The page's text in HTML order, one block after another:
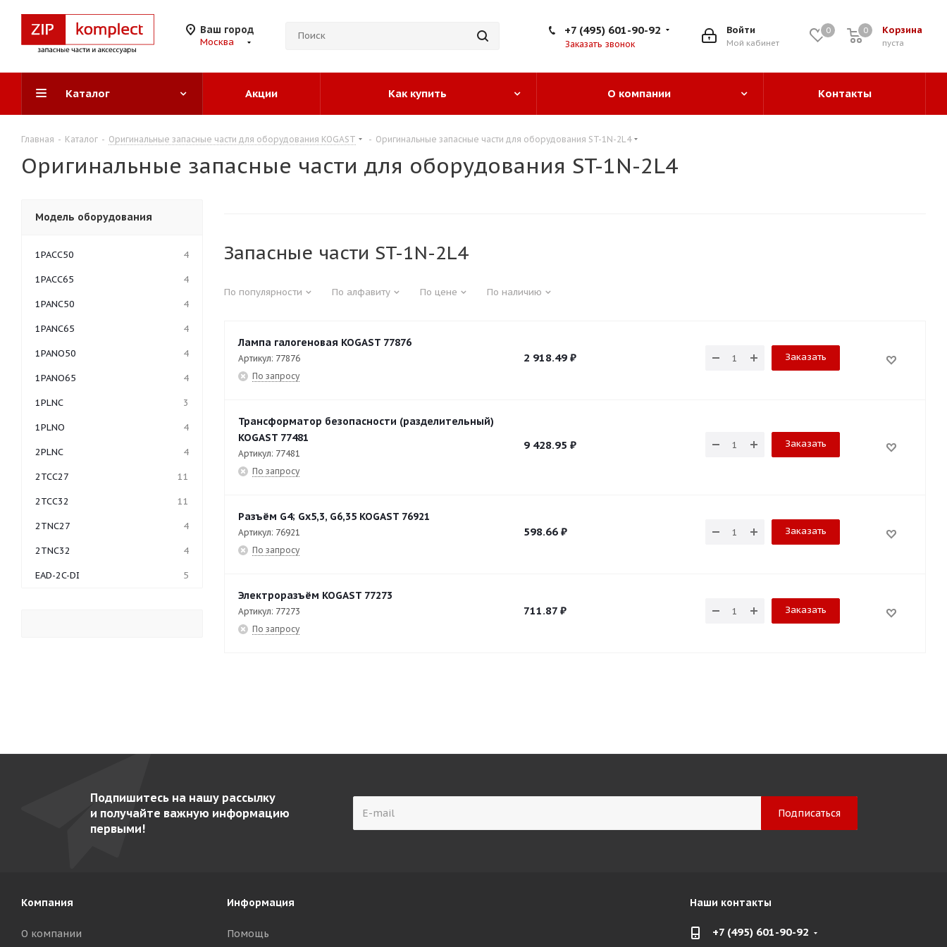
Ваш город
Москва
0 Корзина
0
пуста
0
Войти
Мой кабинет
+7 (495) 601-90-92
Заказать звонок
Каталог Акции Как купить О компании Контакты
Главная - Каталог - Оригинальные запасные части для оборудования KOGAST - Оригинальные запасные части для оборудования ST-1N-2L4
Оригинальные запасные части для оборудования ST-1N-2L4
Запасные части ST-1N-2L4
По популярности По алфавиту По цене По наличию
Лампа галогеновая KOGAST 77876
Артикул: 77876
По запросу
2 918.49 ₽ Заказать
Трансформатор безопасности (разделительный)
KOGAST 77481
Артикул: 77481
По запросу
9 428.95 ₽ Заказать
Разъём G4; Gx5,3, G6,35 KOGAST 76921
Артикул: 76921
По запросу
598.66 ₽ Заказать
Электроразъём KOGAST 77273
Артикул: 77273
По запросу
711.87 ₽ Заказать
Модель оборудования
1PACC50 4
1PACC65 4
1PANC50 4
1PANC65 4
1PANO50 4
1PANO65 4
1PLNC 3
1PLNO 4
2PLNC 4
2TCC27 11
2TCC32 11
2TNC27 4
2TNC32 4
EAD-2C-DI 5
22
Подпишитесь на нашу рассылку
и получайте важную информацию
первыми!
Компания
О компании
Информация
Помощь
Наши контакты
+7 (495) 601-90-92